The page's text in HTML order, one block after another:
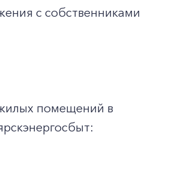
с собственниками
помещений в